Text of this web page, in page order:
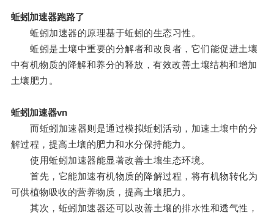
蚯蚓加速器跑路了
蚯蚓加速器的原理基于蚯蚓的生态习性。
蚯蚓是土壤中重要的分解者和改良者，它们能促进土壤
中有机物质的降解和养分的释放，有效改善土壤结构和增加
土壤肥力。
蚯蚓加速器vn
而蚯蚓加速器则是通过模拟蚯蚓活动，加速土壤中的分
解过程，提高土壤的肥力和水分保持能力。
使用蚯蚓加速器能显著改善土壤生态环境。
首先，它能加速有机物质的降解过程，将有机物转化为
可供植物吸收的营养物质，提高土壤肥力。
其次，蚯蚓加速器还可以改善土壤的排水性和透气性，